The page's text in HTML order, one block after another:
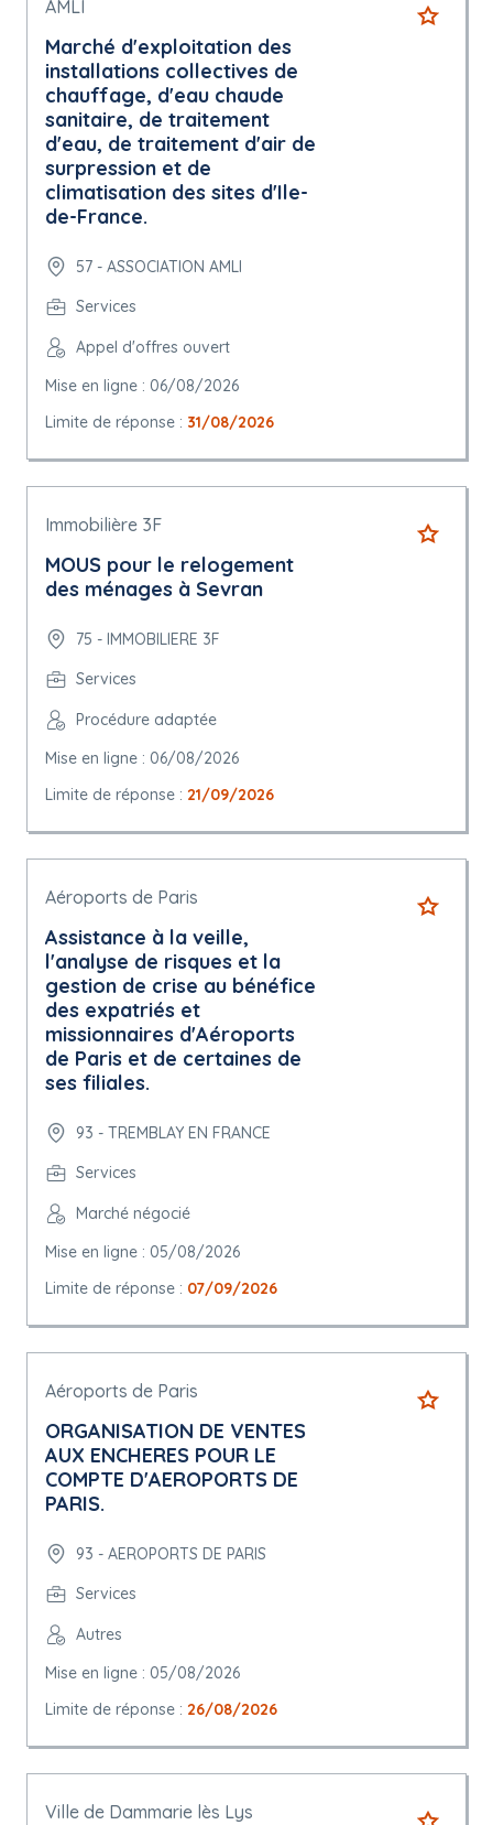
AMLI
Marché d'exploitation des
installations collectives de
chauffage, d'eau chaude
sanitaire, de traitement
d'eau, de traitement d'air de
surpression et de
climatisation des sites d'Ile-
de-France.
57 - ASSOCIATION AMLI
Services
Appel d'offres ouvert
Mise en ligne : 06/08/2026
Limite de réponse : 31/08/2026
Immobilière 3F
MOUS pour le relogement
des ménages à Sevran
75 - IMMOBILIERE 3F
Services
Procédure adaptée
Mise en ligne : 06/08/2026
Limite de réponse : 21/09/2026
Aéroports de Paris
Assistance à la veille,
l'analyse de risques et la
gestion de crise au bénéfice
des expatriés et
missionnaires d'Aéroports
de Paris et de certaines de
ses filiales.
93 - TREMBLAY EN FRANCE
Services
Marché négocié
Mise en ligne : 05/08/2026
Limite de réponse : 07/09/2026
Aéroports de Paris
ORGANISATION DE VENTES
AUX ENCHERES POUR LE
COMPTE D'AEROPORTS DE
PARIS.
93 - AEROPORTS DE PARIS
Services
Autres
Mise en ligne : 05/08/2026
Limite de réponse : 26/08/2026
Ville de Dammarie lès Lys